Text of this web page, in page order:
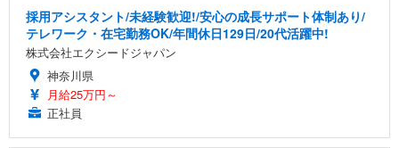
採用アシスタント/未経験歓迎!/安心の成長サポート体制あり/
テレワーク・在宅勤務OK/年間休日129日/20代活躍中!
株式会社エクシードジャパン
神奈川県
月給25万円～
正社員